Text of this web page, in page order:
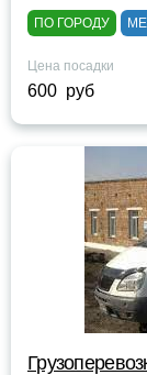
ПО ГОРОДУ
Цена посадки
600 руб